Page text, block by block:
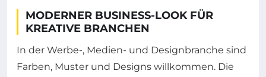
MODERNER BUSINESS-LOOK FÜR
KREATIVE BRANCHEN
In der Werbe-, Medien- und Designbranche sind
Farben, Muster und Designs willkommen. Die